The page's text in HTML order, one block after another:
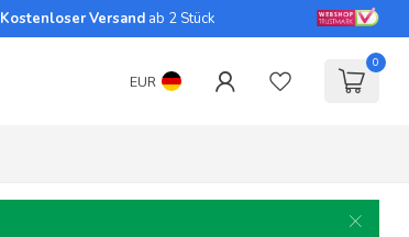
Kostenloser Versand ab 2 Stück
EUR
0